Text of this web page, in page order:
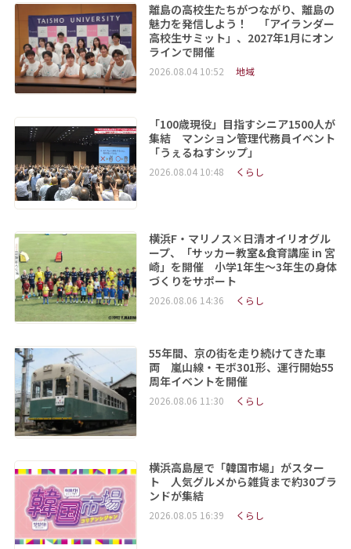
離島の高校生たちがつながり、離島の
魅力を発信しよう！ 「アイランダー
高校生サミット」、2027年1月にオン
ラインで開催
2026.08.04 10:52 地域
「100歳現役」目指すシニア1500人が
集結 マンション管理代務員イベント
「うぇるねすシップ」
2026.08.04 10:48 くらし
横浜F・マリノス×日清オイリオグル
ープ、「サッカー教室&食育講座 in 宮
崎」を開催 小学1年生～3年生の身体
づくりをサポート
2026.08.06 14:36 くらし
55年間、京の街を走り続けてきた車
両 嵐山線・モボ301形、運行開始55
周年イベントを開催
2026.08.06 11:30 くらし
横浜高島屋で「韓国市場」がスター
ト 人気グルメから雑貨まで約30ブラ
ンドが集結
2026.08.05 16:39 くらし